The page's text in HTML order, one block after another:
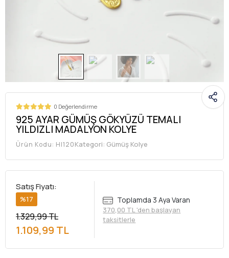
0 Değerlendirme
925 AYAR GÜMÜŞ GÖKYÜZÜ TEMALI
YILDIZLI MADALYON KOLYE
Ürün Kodu: HI120Kategori: Gümüş Kolye
Satış Fiyatı:
%17
1.329,99 TL
1.109,99 TL
Toplamda 3 Aya Varan
370,00 TL 'den başlayan
taksitlerle